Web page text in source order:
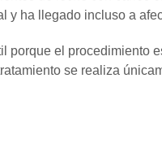
y ha llegado incluso a
porque el procedimiento
se realiza